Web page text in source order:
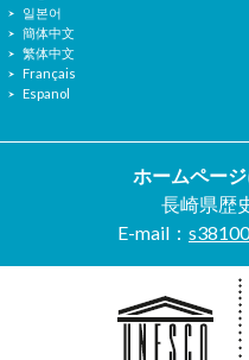
일본어
簡体中文
繁体中文
Français
Espanol
ホームペー
長崎県歴
E-mail：